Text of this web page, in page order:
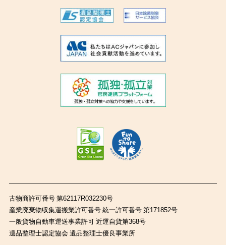
古物商許可番号 第62117R032230号
産業廃棄物収集運搬業許可番号 統一許可番号 第171852号
一般貨物自動車運送事業許可 近運自貨第368号
遺品整理士認定協会 遺品整理士優良事業所